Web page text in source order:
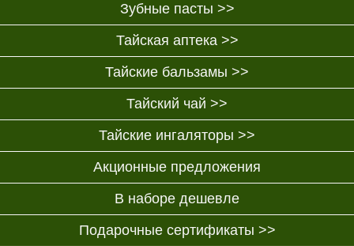
Зубные пасты >>
Тайская аптека >>
Тайские бальзамы >>
Тайский чай >>
Тайские ингаляторы >>
Акционные предложения
В наборе дешевле
Подарочные сертификаты >>